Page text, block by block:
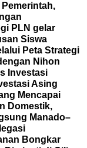
PLN gelar
Siswa
Peta Strategi
Nihon
Investasi
Asing
Mencapai
Domestik,
Manado–
Bongkar